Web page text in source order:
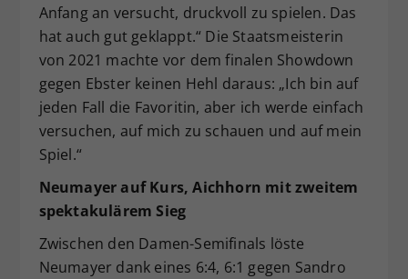
Anfang an versucht, druckvoll zu spielen. Das
hat auch gut geklappt.“ Die Staatsmeisterin
von 2021 machte vor dem finalen Showdown
gegen Ebster keinen Hehl daraus: „Ich bin auf
jeden Fall die Favoritin, aber ich werde einfach
versuchen, auf mich zu schauen und auf mein
Spiel.“
Neumayer auf Kurs, Aichhorn mit zweitem
spektakulärem Sieg
Zwischen den Damen-Semifinals löste
Neumayer dank eines 6:4, 6:1 gegen Sandro